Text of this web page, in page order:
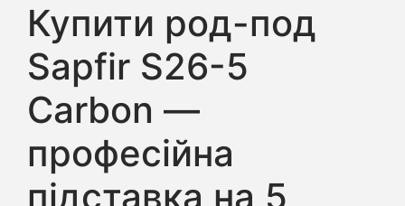
Купити род-под
Sapfir S26-5
Carbon —
професійна
підставка на 5